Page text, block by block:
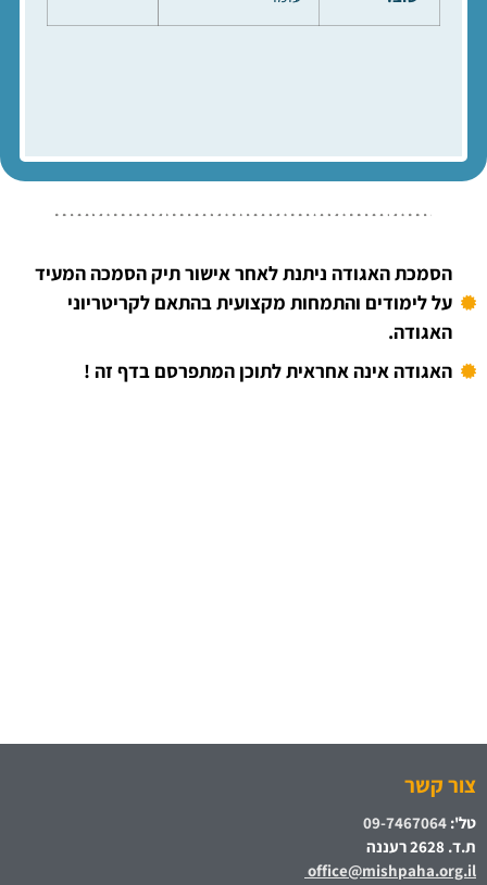
הסמכת האגודה ניתנת לאחר אישור תיק הסמכה המעיד
על לימודים והתמחות מקצועית בהתאם לקריטריוני
האגודה.
האגודה אינה אחראית לתוכן המתפרסם בדף זה !
צור קשר
טל': 09-7467064
ת.ד. 2628 רעננה
office@mishpaha.org.il